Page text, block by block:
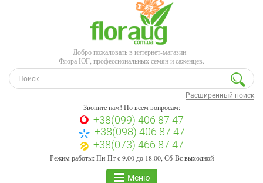
Добро пожаловать в интернет-магазин
Флора ЮГ, профессиональных семян и саженцев.
Расширенный поиск
Звоните нам! По всем вопросам:
+38(099) 406 87 47
+38(098) 406 87 47
+38(073) 466 87 47
Режим работы: Пн-Пт с 9.00 до 18.00, Сб-Вс выходной
Меню